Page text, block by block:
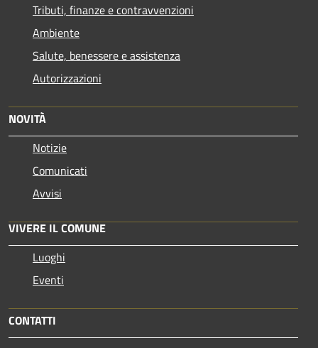
Tributi, finanze e contravvenzioni
Ambiente
Salute, benessere e assistenza
Autorizzazioni
NOVITÀ
Notizie
Comunicati
Avvisi
VIVERE IL COMUNE
Luoghi
Eventi
CONTATTI